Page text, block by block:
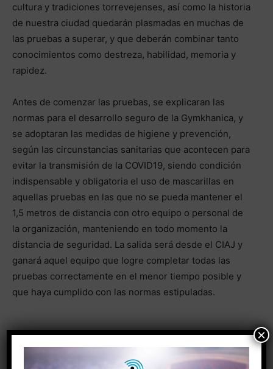
cultura y tradiciones torrevejenses, así como la historia
de nuestra ciudad quedarán plasmadas en muchas de
las pruebas a superar, y que deberán combinar tanto
conocimientos como destreza, habilidad, memoria y
rapidez.
Antes de comenzar las pruebas, se explicaran las
normas para el desarrollo seguro de la Gymkhanica, y
se adoptaran las medidas de higiene y prevención,
según las circunstancias sanitarias que acontecen para
evitar la transmisión de la COVID19, siendo condición
indispensable y obligatoria el uso de mascarillas en
aquellas pruebas en las que no se pueda mantener el
1,5 metros de distancia con otro equipo o personal de
la organización, manteniendo en todo momento la
distancia de seguridad. La salida será desde el CIAJ y
ganará aquel equipo que logre completar todas las
pruebas correctamente en el menor tiempo posible y
que haya cumplido con las normas estipuladas.
×